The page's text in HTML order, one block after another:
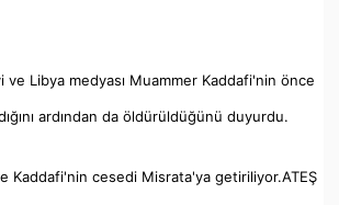
ve Libya medyası Muammer Kaddafi'nin önce
ardından da öldürüldüğünü duyurdu.
Kaddafi'nin cesedi Misrata'ya getiriliyor.ATEŞ